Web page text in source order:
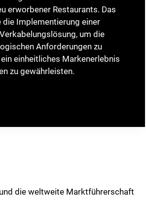
erworbener Restaurants. Das
Implementierung einer
um die
Anforderungen zu
einheitliches Markenerlebnis
zu gewährleisten.
die weltweite Marktführerschaft